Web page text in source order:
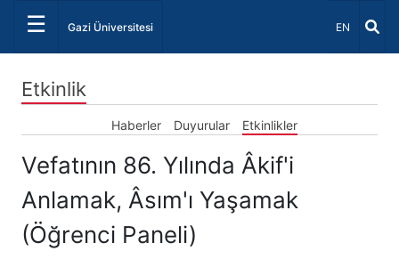
☰ Gazi Üniversitesi Dil Seçiniz
EN
Etkinlik
Haberler Duyurular Etkinlikler
Vefatının 86. Yılında Âkif'i
Anlamak, Âsım'ı Yaşamak
(Öğrenci Paneli)